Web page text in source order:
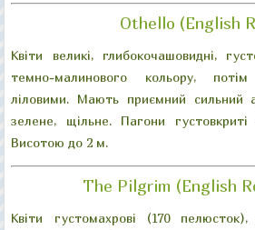
Othello (English
Квіти великі, глибокочашовидні,
темно-малинового кольору,
ліловими. Мають приємний сильний
зелене, щільне. Пагони
Висотою до 2 м.
The Pilgrim (English
Квіти густомахрові (170